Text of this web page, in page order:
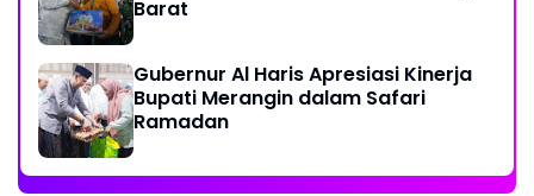
Barat
Gubernur Al Haris Apresiasi Kinerja
Bupati Merangin dalam Safari
Ramadan